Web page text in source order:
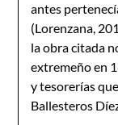
antes
(Lorenzana,
la obra citada
extremeño en
y tesorerías
Ballesteros